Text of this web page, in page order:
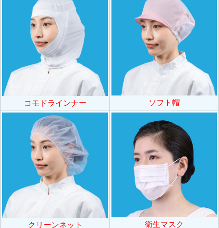
コモドラインナー ソフト帽
クリーンネット 衛生マスク